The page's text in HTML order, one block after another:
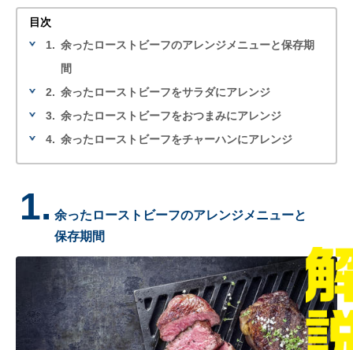
目次
1. 余ったローストビーフのアレンジメニューと保存期
間
2. 余ったローストビーフをサラダにアレンジ
3. 余ったローストビーフをおつまみにアレンジ
4. 余ったローストビーフをチャーハンにアレンジ
1. 余ったローストビーフのアレンジメニューと
保存期間